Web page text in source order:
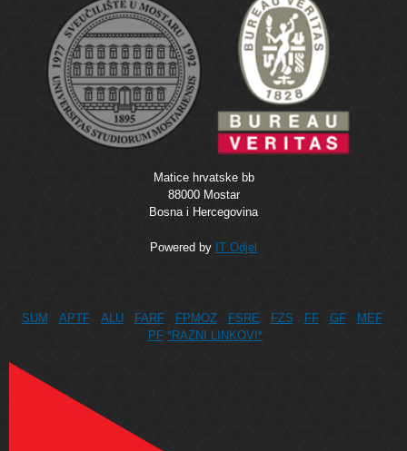
Matice hrvatske bb
88000 Mostar
Bosna i Hercegovina
Powered by IT Odjel
SUM APTF ALU FARF FPMOZ FSRE FZS FF GF
MEF
PF *RAZNI LINKOVI*